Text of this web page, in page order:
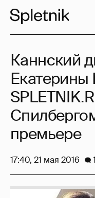
Каннский
Екатерины
премьере
17:40, 21 мая 2016